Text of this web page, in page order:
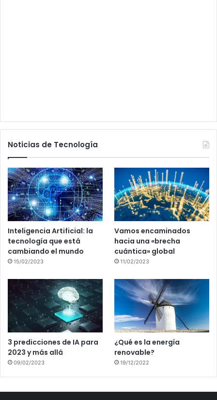
Noticias de Tecnología
Inteligencia Artificial: la
tecnología que está
cambiando el mundo
15/02/2023
Vamos encaminados
hacia una «brecha
cuántica» global
11/02/2023
3 predicciones de IA para
2023 y más allá
09/02/2023
¿Qué es la energía
renovable?
19/12/2022